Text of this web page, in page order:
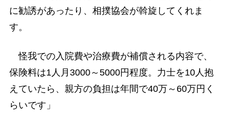
に勧誘があったり、相撲協会が斡旋してくれま
す。
怪我での入院費や治療費が補償される内容で、
保険料は1人月3000～5000円程度。力士を10人抱
えていたら、親方の負担は年間で40万～60万円く
らいです」